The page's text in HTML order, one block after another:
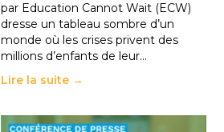
par Education Cannot Wait (ECW)
dresse un tableau sombre d’un
monde où les crises privent des
millions d’enfants de leur…
Lire la suite →